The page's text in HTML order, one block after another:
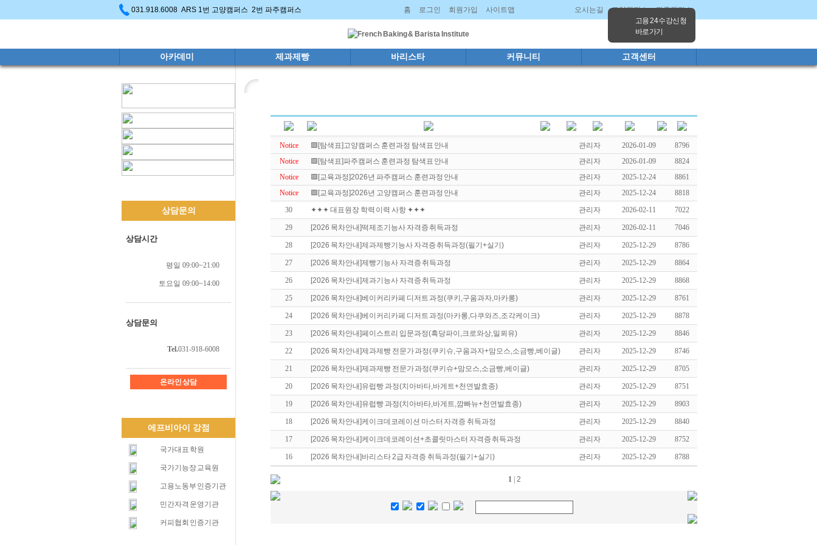
031.918.6008 ARS 1번 고양캠퍼스 2번 파주캠퍼스 홈 로그인 회원가입 사이트맵 오시는길 고양캠퍼스
파주캠퍼스
고용 24 수강신청
바로가기
아카데미 제과제빵 바리스타 커뮤니티 고객센터
상담문의
상담시간
평일 09:00~21:00
토요일 09:00~14:00
상담문의
Tel.031-918-6008
온라인 상담
에프비아이 강점
국가대표 학원
국가기능장 교육원
고용노동부 인증기관
민간자격 운영기관
커피협회 인증기관
Notice 🟪[탐색표]고양캠퍼스 훈련과정 탐색표 안내 관리자 2026-01-09
8796
Notice
🟪[탐색표]파주캠퍼스 훈련과정 탐색표 안내 관리자 2026-01-09
8824
Notice
🟪[교육과정]2026년 파주캠퍼스 훈련과정 안내 관리자 2025-12-24
8861
Notice
🟪[교육과정]2026년 고양캠퍼스 훈련과정 안내 관리자 2025-12-24
8818
30
✦✦✦ 대표원장 학력 이력 사항 ✦✦✦ 관리자 2026-02-11 7022
29 [2026 목차안내]떡제조기능사 자격증 취득과정 관리자 2026-02-11 7046
28 [2026 목차안내]제과제빵기능사 자격증 취득과정(필기+실기) 관리자 2025-12-29 8786
27 [2026 목차안내]제빵기능사 자격증 취득과정 관리자 2025-12-29 8864
26 [2026 목차안내]제과기능사 자격증 취득과정 관리자 2025-12-29 8868
25 [2026 목차안내]베이커리카페 디저트 과정(쿠키,구움과자,마카롱) 관리자 2025-12-29 8761
24 [2026 목차안내]베이커리카페 디저트 과정(마카롱,다쿠와즈,조각케이크) 관리자 2025-12-29 8878
23 [2026 목차안내]페이스트리 입문과정(흑당파이,크로와상,밀푀유) 관리자 2025-12-29 8846
22 [2026 목차안내]제과제빵 전문가 과정(쿠키슈,구움과자+맘모스,소금빵,베이글) 관리자 2025-12-29 8746
21 [2026 목차안내]제과제빵 전문가 과정(쿠키슈+맘모스,소금빵,베이글) 관리자 2025-12-29 8705
20 [2026 목차안내]유럽빵 과정(치아바타,바게트+천연발효종) 관리자 2025-12-29 8751
19 [2026 목차안내]유럽빵 과정(치아바타,바게트,깜빠뉴+천연발효종) 관리자 2025-12-29 8903
18 [2026 목차안내]케이크데코레이션 마스터 자격증 취득과정 관리자 2025-12-29 8840
17 [2026 목차안내]케이크데코레이션+초콜릿마스터 자격증 취득과정 관리자 2025-12-29 8752
16 [2026 목차안내]바리스타 2급 자격증 취득과정(필기+실기) 관리자 2025-12-29 8788
1| 2